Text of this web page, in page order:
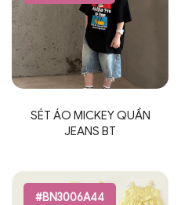
SÉT ÁO MICKEY QUẦN
JEANS BT
#BN3006A44